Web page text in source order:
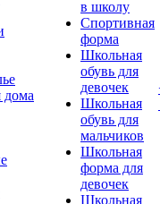
дома
в школу
Спортивная
форма
Школьная
обувь для
девочек
Школьная
обувь для
мальчиков
Школьная
форма для
девочек
Школьная